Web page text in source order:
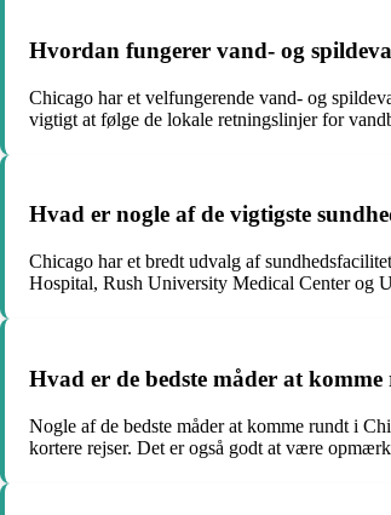
Hvordan fungerer vand- og
Chicago har et velfungerende vand- og
vigtigt at følge de lokale retningslinjer for
Hvad er nogle af de vigtigste
Chicago har et bredt udvalg af
Hospital, Rush University Medical Center og
Hvad er de bedste måder at
Nogle af de bedste måder at komme rundt i
kortere rejser. Det er også godt at være